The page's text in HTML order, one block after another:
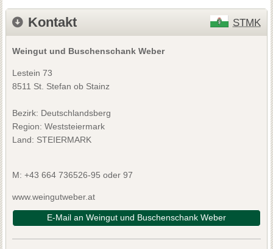
Kontakt STMK
Weingut und Buschenschank Weber
Lestein 73
8511 St. Stefan ob Stainz
Bezirk: Deutschlandsberg
Region: Weststeiermark
Land: STEIERMARK
M: +43 664 736526-95 oder 97
www.weingutweber.at
E-Mail an Weingut und Buschenschank Weber